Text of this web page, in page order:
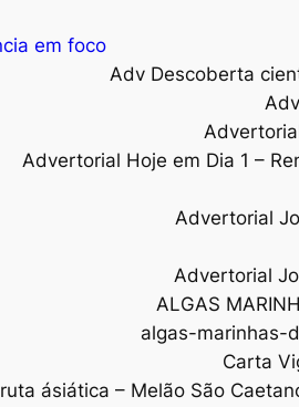
em foco
Adv Descoberta
Advertorial Hoje em Dia 1 –
Advertorial
Advertorial
ALGAS
algas-marinhas-
Carta
ásiática – Melão São